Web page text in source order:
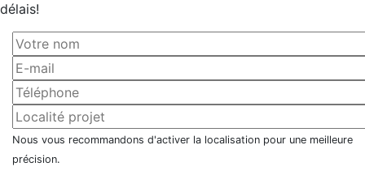
délais!
Nous vous recommandons d'activer la localisation pour une meilleure
précision.